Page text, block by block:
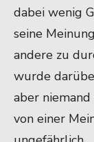
dabei wenig
seine
andere zu
wurde
aber
von einer